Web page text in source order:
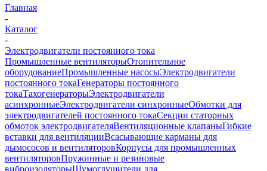
Главная
-
Каталог
-
Электродвигатели постоянного тока
Промышленные вентиляторыОтопительное
оборудованиеПромышленные насосыЭлектродвигатели
постоянного токаГенераторы постоянного
токаТахогенераторыЭлектродвигатели
асинхронныеЭлектродвигатели синхронныеОбмотки для
электродвигателей постоянного токаСекции статорных
обмоток электродвигателяВентиляционные клапаныГибкие
вставки для вентиляцииВсасывающие карманы для
дымососов и вентиляторовКорпусы для промышленных
вентиляторовПружинные и резиновые
виброизоляторыШумоглушители для